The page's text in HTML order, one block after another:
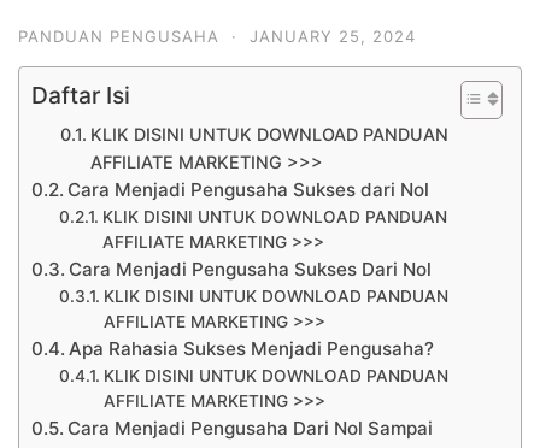
PANDUAN PENGUSAHA · JANUARY 25, 2024
Daftar Isi
KLIK DISINI UNTUK DOWNLOAD PANDUAN
AFFILIATE MARKETING >>>
Cara Menjadi Pengusaha Sukses dari Nol
KLIK DISINI UNTUK DOWNLOAD PANDUAN
AFFILIATE MARKETING >>>
Cara Menjadi Pengusaha Sukses Dari Nol
KLIK DISINI UNTUK DOWNLOAD PANDUAN
AFFILIATE MARKETING >>>
Apa Rahasia Sukses Menjadi Pengusaha?
KLIK DISINI UNTUK DOWNLOAD PANDUAN
AFFILIATE MARKETING >>>
Cara Menjadi Pengusaha Dari Nol Sampai